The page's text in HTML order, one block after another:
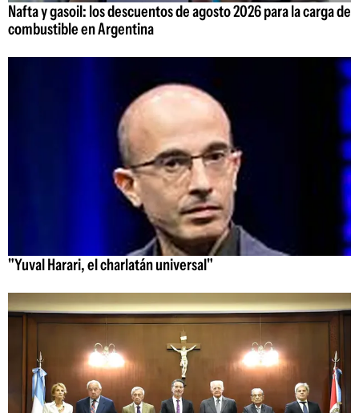
Nafta y gasoil: los descuentos de agosto 2026 para la carga de
combustible en Argentina
"Yuval Harari, el charlatán universal"